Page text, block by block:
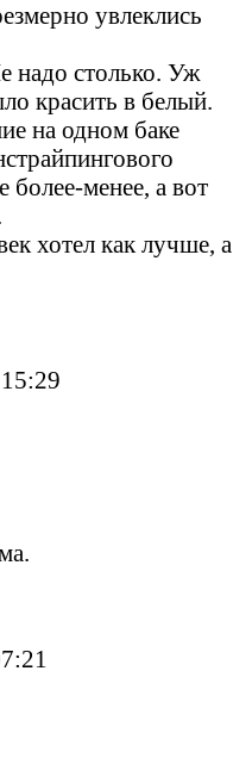
увлеклись
надо столько. Уж
красить в белый.
на одном баке
менее, а вот
хотел как лучше, а